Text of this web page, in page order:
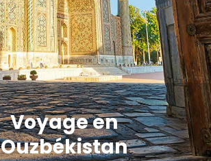
Voyage en
Ouzbékistan